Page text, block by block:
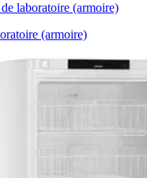
laboratoire (armoire)
(armoire)